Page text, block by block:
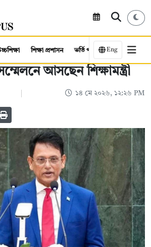
শিক্ষা প্রশাসন ভর্তি পরীক্ষা কর্মসংস্থান
Eng
আসছেন শিক্ষামন্ত্রী
১৪ মে ২০২৬, ১২:২৬ PM